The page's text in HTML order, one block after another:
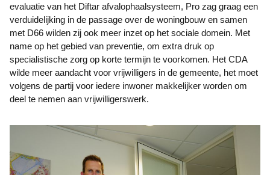
evaluatie van het Diftar afvalophaalsysteem, Pro zag graag een
verduidelijking in de passage over de woningbouw en samen
met D66 wilden zij ook meer inzet op het sociale domein. Met
name op het gebied van preventie, om extra druk op
specialistische zorg op korte termijn te voorkomen. Het CDA
wilde meer aandacht voor vrijwilligers in de gemeente, het moet
volgens de partij voor iedere inwoner makkelijker worden om
deel te nemen aan vrijwilligerswerk.